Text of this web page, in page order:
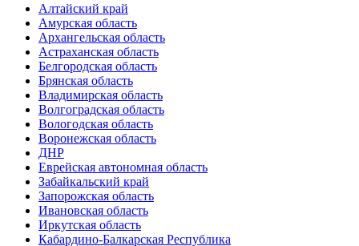
Алтайский край
Амурская область
Архангельская область
Астраханская область
Белгородская область
Брянская область
Владимирская область
Волгоградская область
Вологодская область
Воронежская область
ДНР
Еврейская автономная область
Забайкальский край
Запорожская область
Ивановская область
Иркутская область
Кабардино-Балкарская Республика